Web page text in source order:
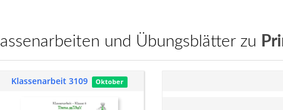
Klassenarbeiten und Übungsblätter zu
Klassenarbeit 3109 Oktober